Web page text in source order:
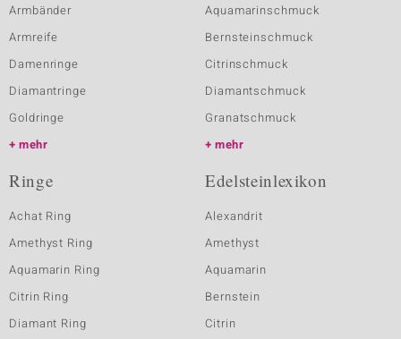
Armbänder
Armreife
Damenringe
Diamantringe
Goldringe
mehr
Aquamarinschmuck
Bernsteinschmuck
Citrinschmuck
Diamantschmuck
Granatschmuck
mehr
Ringe
Achat Ring
Amethyst Ring
Aquamarin Ring
Citrin Ring
Diamant Ring
Edelsteinlexikon
Alexandrit
Amethyst
Aquamarin
Bernstein
Citrin